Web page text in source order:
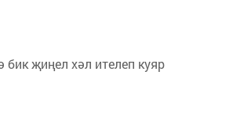
җиңел хәл ителеп куяр